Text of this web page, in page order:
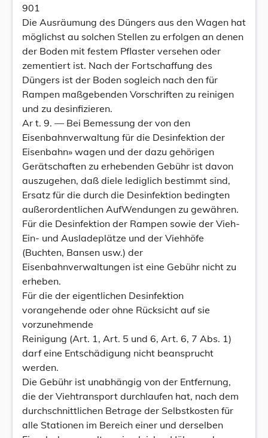
901
Die Ausräumung des Düngers aus den Wagen hat
möglichst au solchen Stellen zu erfolgen an denen
der Boden mit festem Pflaster versehen oder
zementiert ist. Nach der Fortschaffung des
Düngers ist der Boden sogleich nach den für
Rampen maßgebenden Vorschriften zu reinigen
und zu desinfizieren.
Ar t. 9. — Bei Bemessung der von den
Eisenbahnverwaltung für die Desinfektion der
Eisenbahn» wagen und der dazu gehörigen
Gerätschaften zu erhebenden Gebühr ist davon
auszugehen, daß diele lediglich bestimmt sind,
Ersatz für die durch die Desinfektion bedingten
außerordentlichen AufWendungen zu gewähren.
Für die Desinfektion der Rampen sowie der Vieh-
Ein- und Ausladeplätze und der Viehhöfe
(Buchten, Bansen usw.) der
Eisenbahnverwaltungen ist eine Gebühr nicht zu
erheben.
Für die der eigentlichen Desinfektion
vorangehende oder ohne Rücksicht auf sie
vorzunehmende
Reinigung (Art. 1, Art. 5 und 6, Art. 6, 7 Abs. 1)
darf eine Entschädigung nicht beansprucht
werden.
Die Gebühr ist unabhängig von der Entfernung,
die der Viehtransport durchlaufen hat, nach dem
durchschnittlichen Betrage der Selbstkosten für
alle Stationen im Bereich einer und derselben